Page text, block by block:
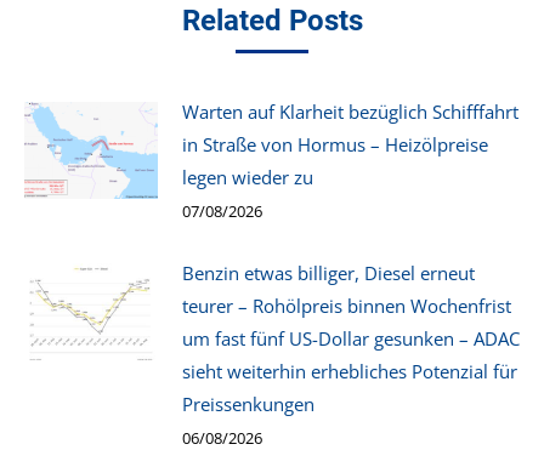
Related Posts
Warten auf Klarheit bezüglich Schifffahrt
in Straße von Hormus – Heizölpreise
legen wieder zu
07/08/2026
Benzin etwas billiger, Diesel erneut
teurer – Rohölpreis binnen Wochenfrist
um fast fünf US-Dollar gesunken – ADAC
sieht weiterhin erhebliches Potenzial für
Preissenkungen
06/08/2026